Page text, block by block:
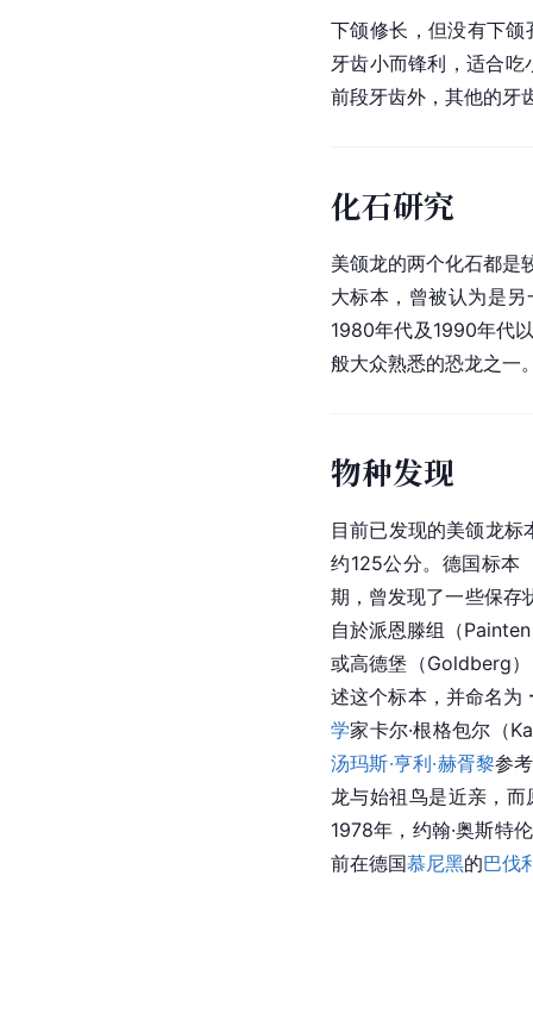
下颌修长，但没有下
牙齿小而锋利，适合吃
前段牙齿外，其他的牙
化石研究
美颌龙的两个化石都是
大标本，曾被认为是
1980年代及1990年代
般大众熟悉的恐龙之一
物种发现
目前已发现的美颌龙
约125公分。德国标本
期，曾发现了一些保存
自於派恩滕组（
或高德堡（Goldberg
述这个标本，并命名为
学家卡尔·根格包尔（
汤玛斯·亨利·赫胥黎参
龙与始祖鸟是近亲 ，
1978年，约翰·奥斯特
前在德国慕尼黑的巴伐